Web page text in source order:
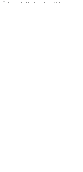
darüber